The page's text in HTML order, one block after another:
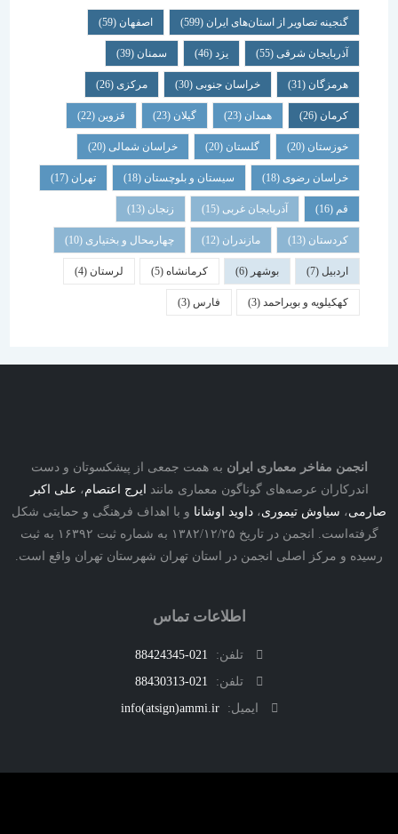
گنجینه تصاویر از استان‌های ایران(599) اصفهان (59)
آذربایجان شرقی(55) یزد سمنان (39)
هرمزگان(31) خراسان جنوبی(30) مرکزی (26)
همدان گیلان قزوین
خوزستان(20) گلستان (20) خراسان شمالی(20)
خراسان رضوی(18) سیستان و بلوچستان(18) تهران
آذربایجان غربی(15) زنجان
کردستان(13) مازندران(12) چهارمحال و بختیاری (10)
بوشهر کرمانشاه(5) لرستان (4)
کهکیلویه و بویراحمد(3) فارس
مفاخر معماری ایرانبه همت جمعی از پیشکسوتان و دست
عرصه‌های گوناگون معماری مانندایرج اعتصام،علی اکبر
،سیاوش تیموری،داوید اوشاناو با اهداف فرهنگی و حمایتی شکل
گرفته‌است. انجمن در تاریخ ۱۳۸۲/۱۲/۲۵ به شماره ثبت ۱۶۳۹۲ به ثبت
و مرکز اصلی انجمن در استان تهران شهرستان تهران واقع است.
اطلاعات تماس
تلفن:
021-88424345
تلفن:
021-88430313
ایمیل:
info(atsign)ammi.ir